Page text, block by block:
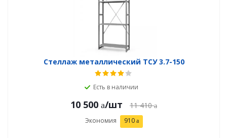
Стеллаж металлический ТСУ 3.7-150
Есть в наличии
10 500 /шт 11 410
Экономия 910